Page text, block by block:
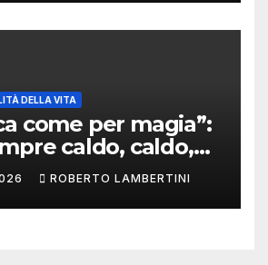
DELLA VITA
come per magia”:
caldo, caldo,
in questo post
ROBERTO LAMBERTINI